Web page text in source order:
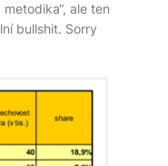
ale ten
bullshit. Sorry